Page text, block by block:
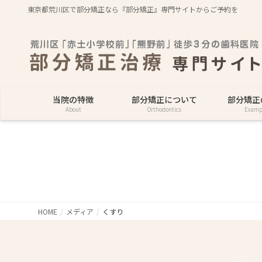
東京都荒川区で部分矯正なら『部分矯正』専門サイトからご予約を
当院の特徴
About
部分矯正について
Orthodontics
部分矯
HOME メディア くすり